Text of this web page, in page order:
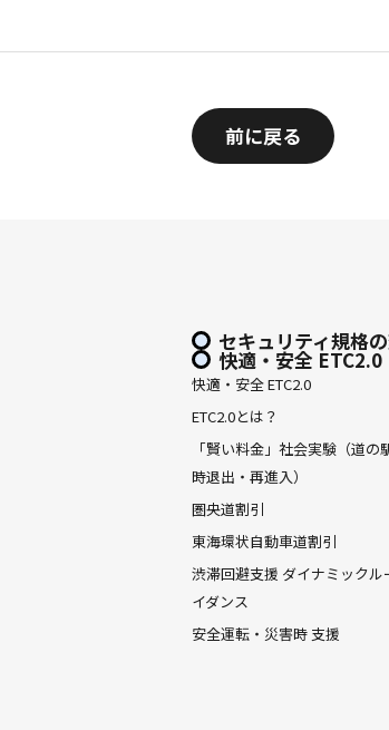
前に戻る
セキュリティ規格
快適・安全 ETC2.0
快適・安全 ETC2.0
ETC2.0とは？
「賢い料金」社会実験（道の
時退出・再進入）
圏央道割引
東海環状自動車道割引
渋滞回避支援 ダイナミックル
イダンス
安全運転・災害時 支援